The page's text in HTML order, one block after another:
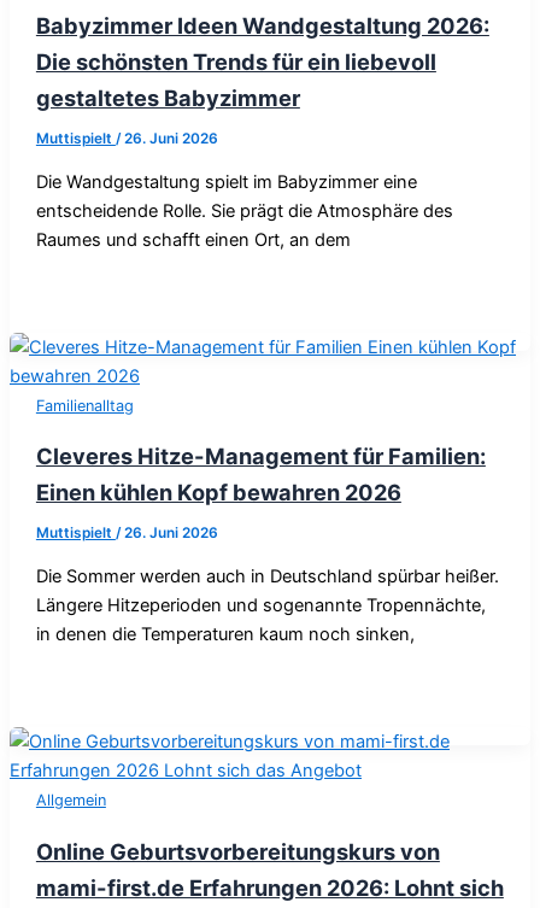
Babyzimmer Ideen Wandgestaltung 2026:
Die schönsten Trends für ein liebevoll
gestaltetes Babyzimmer
Muttispielt /26. Juni 2026
Die Wandgestaltung spielt im Babyzimmer eine
entscheidende Rolle. Sie prägt die Atmosphäre des
Raumes und schafft einen Ort, an dem
Familienalltag
Cleveres Hitze-Management für Familien:
Einen kühlen Kopf bewahren 2026
Muttispielt /26. Juni 2026
Die Sommer werden auch in Deutschland spürbar heißer.
Längere Hitzeperioden und sogenannte Tropennächte,
in denen die Temperaturen kaum noch sinken,
Allgemein
Online Geburtsvorbereitungskurs von
mami-first.de Erfahrungen 2026: Lohnt sich